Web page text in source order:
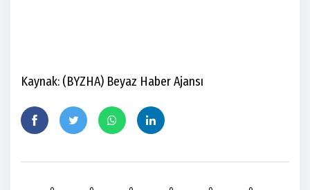
Kaynak: (BYZHA) Beyaz Haber Ajansı